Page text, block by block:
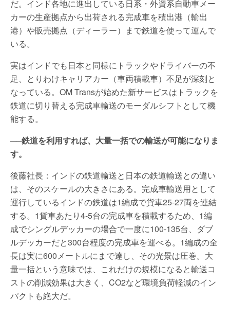
だ。インド各地に進出している日系・外資系自動車メー
カーの生産拠点から出荷される完成車を積出港（輸出
港）や販売拠点（ディーラー）まで鉄道を使って運んで
いる。
実はインドでも日本と同様にトラックやドライバーの不
足、とりわけキャリアカー（車両積載車）不足が深刻と
なっている。OM Transが始めた新サービスはトラックを
鉄道に切り替える完成車輸送のモーダルシフトとして機
能する。
──鉄道を利用すれば、大量一括での輸送が可能になりま
す。
後藤社長：インドの鉄道輸送と日本の鉄道輸送との違い
は、そのスケールの大きさにある。完成車輸送用として
運行しているインドの鉄道は1編成で貨車25-27両を連結
する。1貨車あたり4-5台の完成車を積載するため、1編
成でシングルデッカーの場合で一度に100-135台、ダブ
ルデッカーだと300台程度の完成車を運べる。1編成の全
長は実に600メートルにまで達し、その光景は圧巻。大
量一括という意味では、これだけの規模になると輸送コ
ストの削減効果は大きく、CO2など環境負荷軽減のイン
パクトも絶大だ。